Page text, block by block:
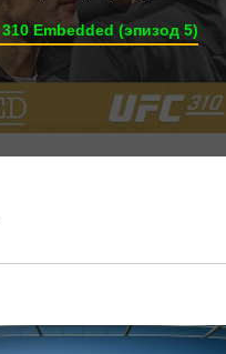
310 Embedded (эпизод 5)